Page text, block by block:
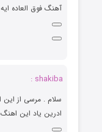
آهنگ فوق العاده ایه
shakiba :
سلام . مرسی از
ادرین یاد این